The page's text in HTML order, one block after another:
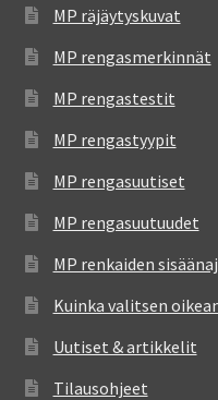
MP räjäytyskuvat
MP rengasmerkinnät
MP rengastestit
MP rengastyypit
MP rengasuutiset
MP rengasuutuudet
MP renkaiden
Kuinka valitsen
Uutiset & artikkelit
Tilausohjeet